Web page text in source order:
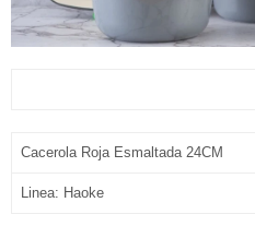
Sobre
Cacerola Roja Esmaltada 24CM
Linea: Haoke